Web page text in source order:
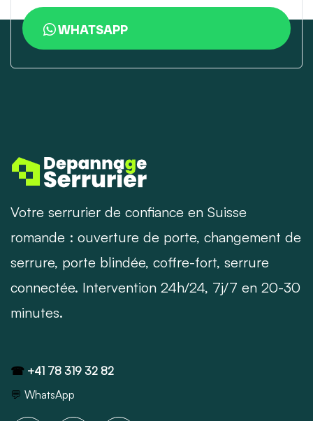
WHATSAPP
Votre serrurier de confiance en Suisse
romande : ouverture de porte, changement de
serrure, porte blindée, coffre-fort, serrure
connectée. Intervention 24h/24, 7j/7 en 20-30
minutes.
☎ +41 78 319 32 82
💬 WhatsApp